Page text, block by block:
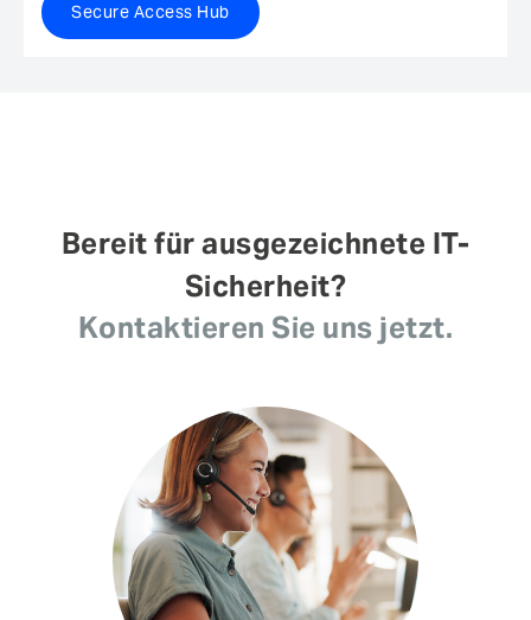
Secure Access Hub
Bereit für ausgezeichnete IT-
Sicherheit?
Kontaktieren Sie uns jetzt.